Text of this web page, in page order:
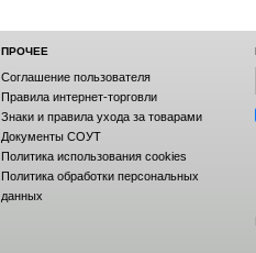
ПРОЧЕЕ
Соглашение пользователя
Правила интернет-торговли
Знаки и правила ухода за товарами
Документы СОУТ
Политика использования cookies
Политика обработки персональных
данных